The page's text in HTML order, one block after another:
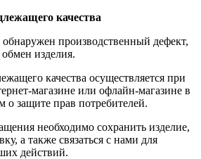
качества
производственный дефект,
изделия.
качества осуществляется при
магазине или офлайн-магазине в
о защите прав потребителей.
необходимо сохранить изделие,
а также связаться с нами для
действий.